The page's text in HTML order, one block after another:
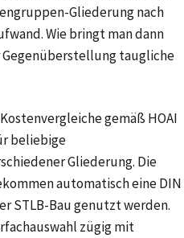
Gliederung nach
Wie bringt man dann
taugliche
gemäß HOAI
beliebige
Gliederung. Die
automatisch eine DIN
STLB-Bau genutzt werden.
zügig mit